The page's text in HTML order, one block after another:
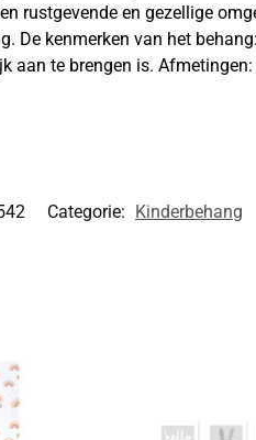
rustgevende en gezellige
kenmerken van het
te brengen is.
Categorie: Kinderbehang